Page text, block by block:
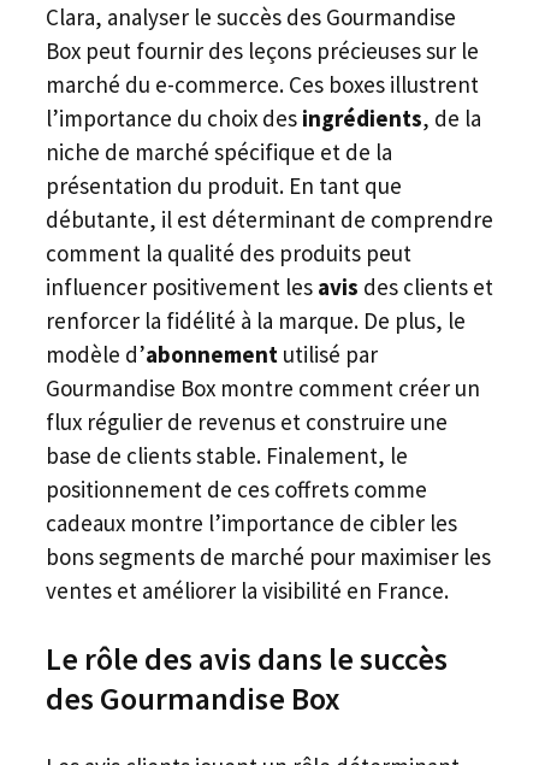
Clara, analyser le succès des Gourmandise
Box peut fournir des leçons précieuses sur le
marché du e-commerce. Ces boxes illustrent
l’importance du choix des ingrédients, de la
niche de marché spécifique et de la
présentation du produit. En tant que
débutante, il est déterminant de comprendre
comment la qualité des produits peut
influencer positivement les avis des clients et
renforcer la fidélité à la marque. De plus, le
modèle d’abonnement utilisé par
Gourmandise Box montre comment créer un
flux régulier de revenus et construire une
base de clients stable. Finalement, le
positionnement de ces coffrets comme
cadeaux montre l’importance de cibler les
bons segments de marché pour maximiser les
ventes et améliorer la visibilité en France.
Le rôle des avis dans le succès
des Gourmandise Box